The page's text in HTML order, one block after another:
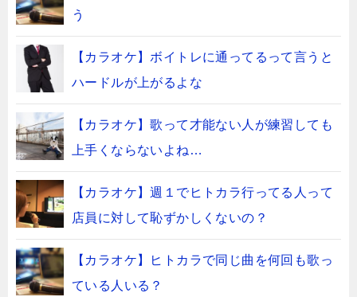
う
【カラオケ】ボイトレに通ってるって言うと
ハードルが上がるよな
【カラオケ】歌って才能ない人が練習しても
上手くならないよね…
【カラオケ】週１でヒトカラ行ってる人って
店員に対して恥ずかしくないの？
【カラオケ】ヒトカラで同じ曲を何回も歌っ
ている人いる？